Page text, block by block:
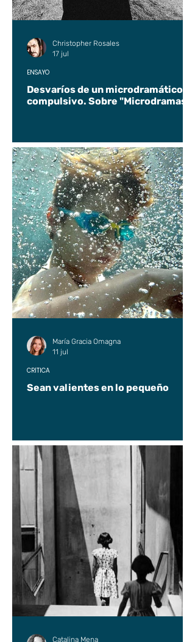
Desvaríos de un microdramático
compulsivo. Sobre "Microdramas".
ENSAYO
Christopher Rosales
17 jul
Sean valientes en lo pequeño
CRÍTICA
María Gracia Omagna
11 jul
Catalina Mena